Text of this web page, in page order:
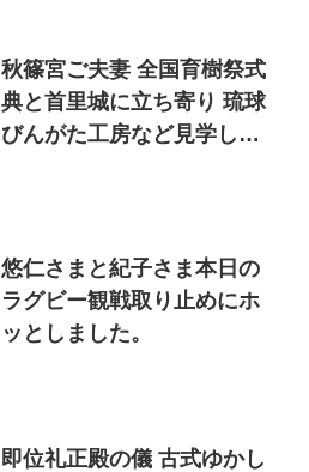
秋篠宮ご夫妻 全国育樹祭式
典と首里城に立ち寄り 琉球
びんがた工房など見学し帰
悠仁さまと紀子さま本日の
ラグビー観戦取り止めにホ
ッとしました。
即位礼正殿の儀 古式ゆかし